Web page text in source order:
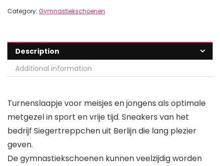
Category: Gymnastiekschoenen
Description
Additional information
Turnenslaapje voor meisjes en jongens als optimale
metgezel in sport en vrije tijd. Sneakers van het
bedrijf Siegertreppchen uit Berlijn die lang plezier
geven.
De gymnastiekschoenen kunnen veelzijdig worden